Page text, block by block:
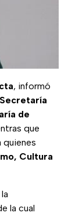
, informó
Secretaría
de
que
quienes
Cultura
la cual